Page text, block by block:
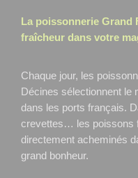
La poissonnerie Grand
fraîcheur dans votre
Chaque jour, les
Décines sélectionnent le
dans les ports français.
crevettes… les poissons
directement acheminés
grand bonheur.